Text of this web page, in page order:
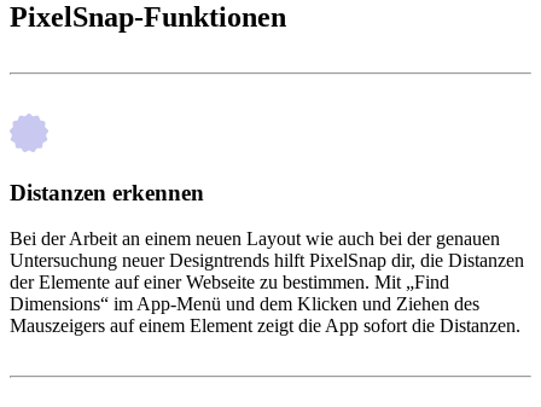
PixelSnap-Funktionen
Distanzen erkennen
Bei der Arbeit an einem neuen Layout wie auch bei der genauen
Untersuchung neuer Designtrends hilft PixelSnap dir, die Distanzen
der Elemente auf einer Webseite zu bestimmen. Mit „Find
Dimensions“ im App-Menü und dem Klicken und Ziehen des
Mauszeigers auf einem Element zeigt die App sofort die Distanzen.